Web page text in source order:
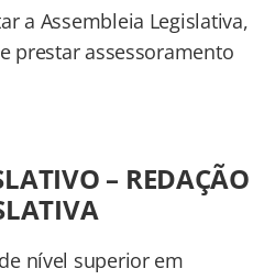
a Assembleia Legislativa,
prestar assessoramento
– REDAÇÃO
nível superior em